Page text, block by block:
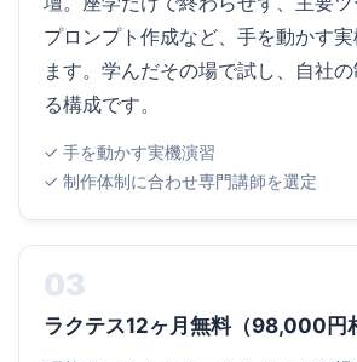
プロンプト作成など、手を動かす
ます。学んだその場で試し、自社
る構成です。
✓ 手を動かす実機演習
✓ 制作体制に合わせ専門講師を選定
03
ラクテス12ヶ月無料（98,000円